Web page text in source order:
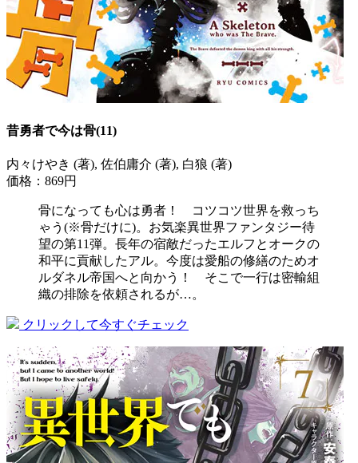
昔勇者で今は骨(11)
内々けやき (著), 佐伯庸介 (著), 白狼 (著)
価格：869円
骨になっても心は勇者！ コツコツ世界を救っち
ゃう(※骨だけに)。お気楽異世界ファンタジー待
望の第11弾。長年の宿敵だったエルフとオークの
和平に貢献したアル。今度は愛船の修繕のためオ
ルダネル帝国へと向かう！ そこで一行は密輸組
織の排除を依頼されるが…。
クリックして今すぐチェック